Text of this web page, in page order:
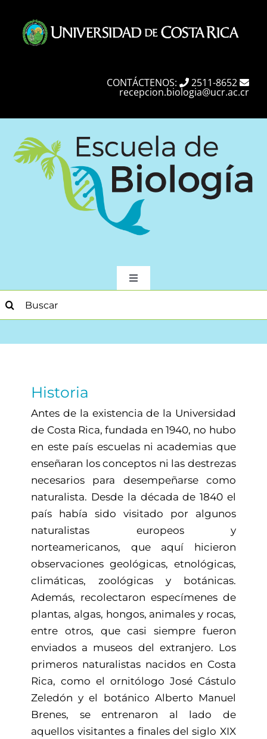
content
CONTÁCTENOS: 2511-8652
recepcion.biologia@ucr.ac.cr
Toggle
Sobre la Escuela
Investigación
Acción Social
Para Estudiantes
Producción Académica
Historia
Antes de la existencia de la Universidad
de Costa Rica, fundada en 1940, no hubo
en este país escuelas ni academias que
enseñaran los conceptos ni las destrezas
necesarios para desempeñarse como
naturalista. Desde la década de 1840 el
país había sido visitado por algunos
naturalistas europeos y
norteamericanos, que aquí hicieron
observaciones geológicas, etnológicas,
climáticas, zoológicas y botánicas.
Además, recolectaron especímenes de
plantas, algas, hongos, animales y rocas,
entre otros, que casi siempre fueron
enviados a museos del extranjero. Los
primeros naturalistas nacidos en Costa
Rica, como el ornitólogo José Cástulo
Zeledón y el botánico Alberto Manuel
Brenes, se entrenaron al lado de
aquellos visitantes a finales del siglo XIX